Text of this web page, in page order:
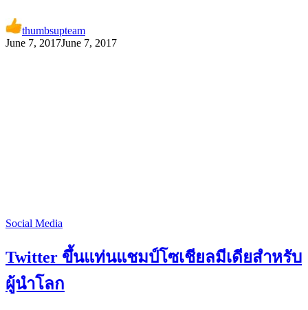
thumbsupteam
June 7, 2017June 7, 2017
Social Media
Twitter ขึ้นแท่นแชมป์โซเชียลมีเดียสำหรับ
ผู้นำโลก